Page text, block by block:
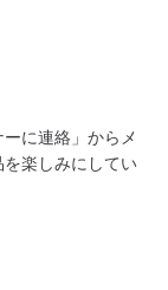
に連絡」からメ
楽しみにしてい